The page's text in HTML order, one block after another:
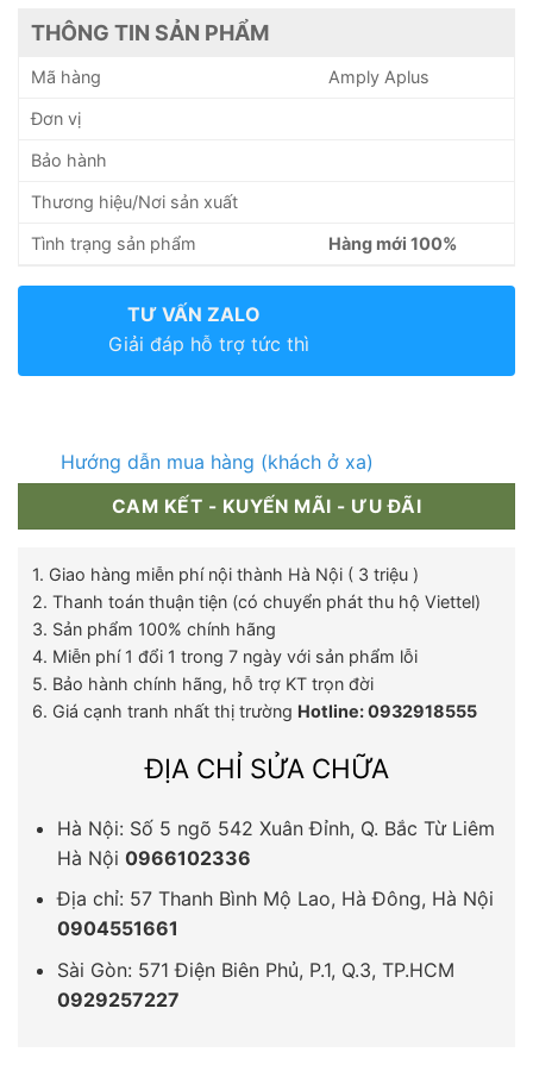
THÔNG TIN SẢN PHẨM
Mã hàng Amply Aplus
Đơn vị
Bảo hành
Thương hiệu/Nơi sản xuất
Tình trạng sản phẩm Hàng mới 100%
TƯ VẤN ZALO
Giải đáp hỗ trợ tức thì
Hướng dẫn mua hàng (khách ở xa)
CAM KẾT - KUYẾN MÃI - ƯU ĐÃI
1. Giao hàng miễn phí nội thành Hà Nội ( 3 triệu )
2. Thanh toán thuận tiện (có chuyển phát thu hộ Viettel)
3. Sản phẩm 100% chính hãng
4. Miễn phí 1 đổi 1 trong 7 ngày với sản phẩm lỗi
5. Bảo hành chính hãng, hỗ trợ KT trọn đời
6. Giá cạnh tranh nhất thị trường Hotline: 0932918555
ĐỊA CHỈ SỬA CHỮA
Hà Nội: Số 5 ngõ 542 Xuân Đỉnh, Q. Bắc Từ Liêm
Hà Nội 0966102336
Địa chỉ: 57 Thanh Bình Mộ Lao, Hà Đông, Hà Nội
0904551661
Sài Gòn: 571 Điện Biên Phủ, P.1, Q.3, TP.HCM
0929257227